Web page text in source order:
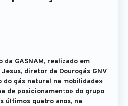
da GASNAM, realizado em
diretor da Dourogás GNV
do gás natural na mobilidade»
de posicionamento» do grupo
últimos quatro anos, na